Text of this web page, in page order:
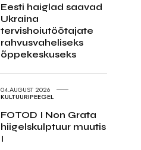
Eesti haiglad saavad
Ukraina
tervishoiutöötajate
rahvusvaheliseks
õppekeskuseks
04.AUGUST 2026
KULTUURIPEEGEL
FOTOD I Non Grata
hiigelskulptuur muutis
I